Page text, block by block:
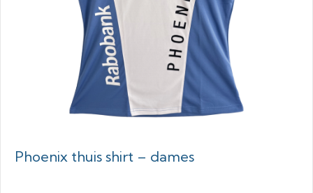
Phoenix thuis shirt – dames